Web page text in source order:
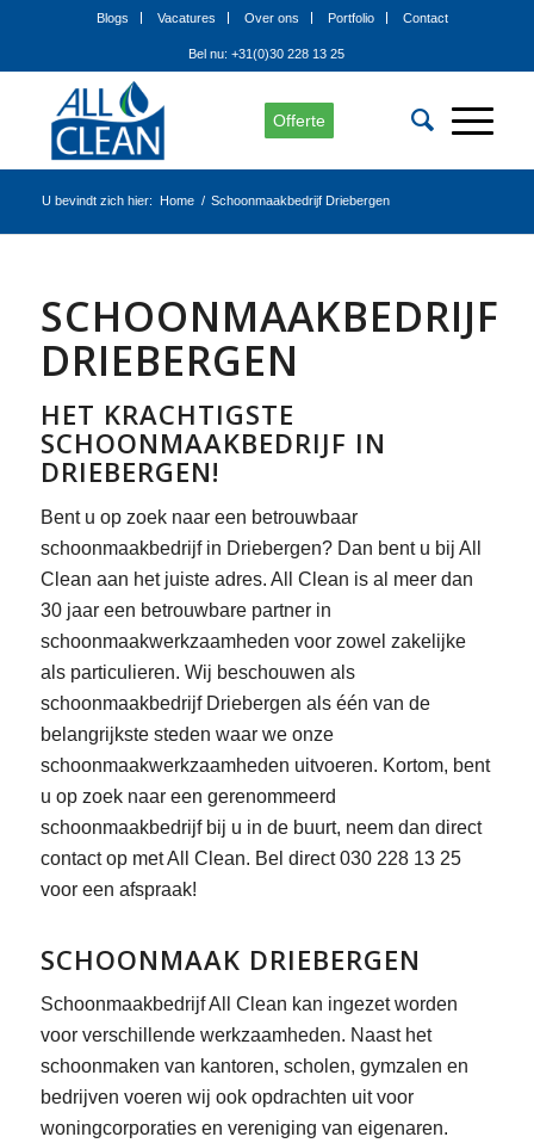
Blogs Vacatures Over ons Portfolio Contact
Bel nu: +31(0)30 228 13 25
Offerte
U bevindt zich hier: Home / Schoonmaakbedrijf Driebergen
SCHOONMAAKBEDRIJF
DRIEBERGEN
HET KRACHTIGSTE
SCHOONMAAKBEDRIJF IN
DRIEBERGEN!
Bent u op zoek naar een betrouwbaar
schoonmaakbedrijf in Driebergen? Dan bent u bij All
Clean aan het juiste adres. All Clean is al meer dan
30 jaar een betrouwbare partner in
schoonmaakwerkzaamheden voor zowel zakelijke
als particulieren. Wij beschouwen als
schoonmaakbedrijf Driebergen als één van de
belangrijkste steden waar we onze
schoonmaakwerkzaamheden uitvoeren. Kortom, bent
u op zoek naar een gerenommeerd
schoonmaakbedrijf bij u in de buurt, neem dan direct
contact op met All Clean. Bel direct 030 228 13 25
voor een afspraak!
SCHOONMAAK DRIEBERGEN
Schoonmaakbedrijf All Clean kan ingezet worden
voor verschillende werkzaamheden. Naast het
schoonmaken van kantoren, scholen, gymzalen en
bedrijven voeren wij ook opdrachten uit voor
woningcorporaties en vereniging van eigenaren.